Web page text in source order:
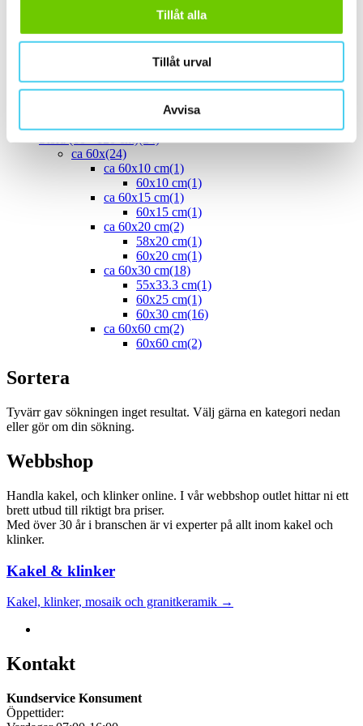
Tillåt alla
Tillåt urval
Avvisa
(2)
40x20 cm(1)
45x15 cm(1)
ca 50x(4)
(3)
ca 60x(24)
ca 60x10 cm(1)
60x10 cm(1)
ca 60x15 cm(1)
60x15 cm(1)
ca 60x20 cm(2)
58x20 cm(1)
60x20 cm(1)
ca 60x30 cm(18)
55x33.3 cm(1)
60x25 cm(1)
60x30 cm(16)
ca 60x60 cm(2)
60x60 cm(2)
Sortera
Tyvärr gav sökningen inget resultat. Välj gärna en kategori nedan
eller gör om din sökning.
Webbshop
Handla kakel, och klinker online. I vår webbshop outlet hittar ni ett
brett utbud till riktigt bra priser.
Med över 30 år i branschen är vi experter på allt inom kakel och
klinker.
Kakel & klinker
Kakel, klinker, mosaik och granitkeramik →
Kontakt
Kundservice Konsument
Öppettider: